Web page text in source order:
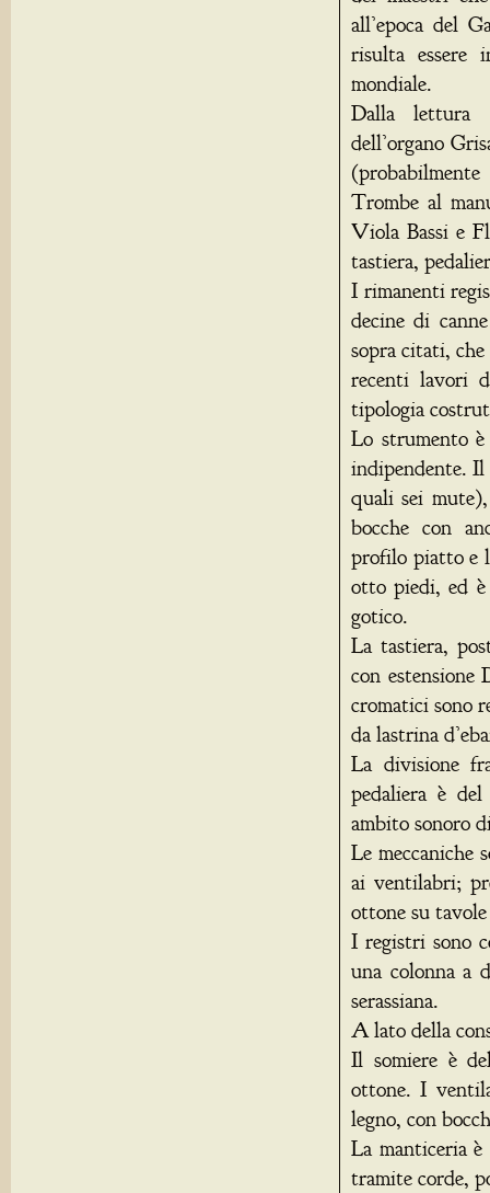
all’epoca del
risulta essere
mondiale.
Dalla lettura
dell’organo
Trombe al
Viola Bassi e
tastiera,
I rimanenti
decine di
sopra citati,
recenti lavori
tipologia
Lo strumento è
indipendente. Il
quali sei
bocche con
profilo piatto e
otto piedi, ed è
gotico.
La tastiera,
con estensione
cromatici sono
da lastrina
La divisione
pedaliera è
ambito sonoro
Le meccaniche
ai ventilabri;
ottone su
I registri sono
una colonna a
serassiana.
A lato della
Il somiere è
ottone. I
legno, con
La manticeria
tramite corde,